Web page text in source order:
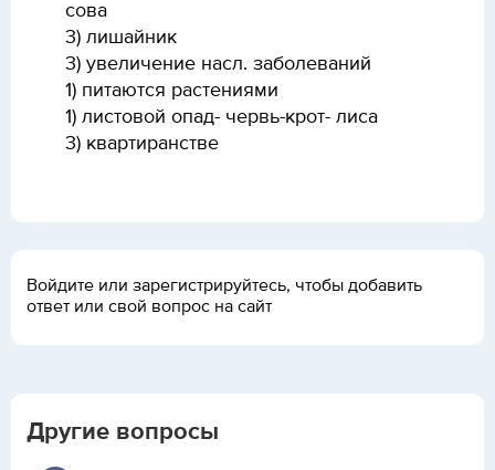
сова
3) лишайник
3) увеличение насл. заболеваний
1) питаются растениями
1) листовой опад- червь-крот- лиса
3) квартиранстве
Войдите или зарегистрируйтесь, чтобы добавить
ответ или свой вопрос на сайт
Другие вопросы